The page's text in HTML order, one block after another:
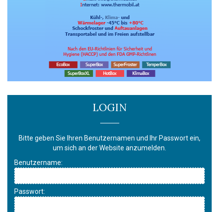
LOGIN
Bitte geben Sie Ihren Benutzernamen und Ihr Passwort ein,
um sich an der Website anzumelden.
Benutzername:
Passwort: